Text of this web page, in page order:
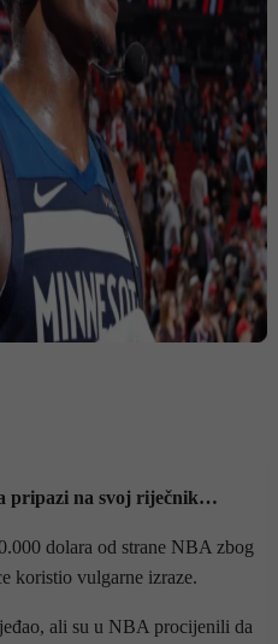
pripazi na svoj riječnik…
dolara od strane NBA zbog
koristio vulgarne izraze.
ali su u NBA procijenili da